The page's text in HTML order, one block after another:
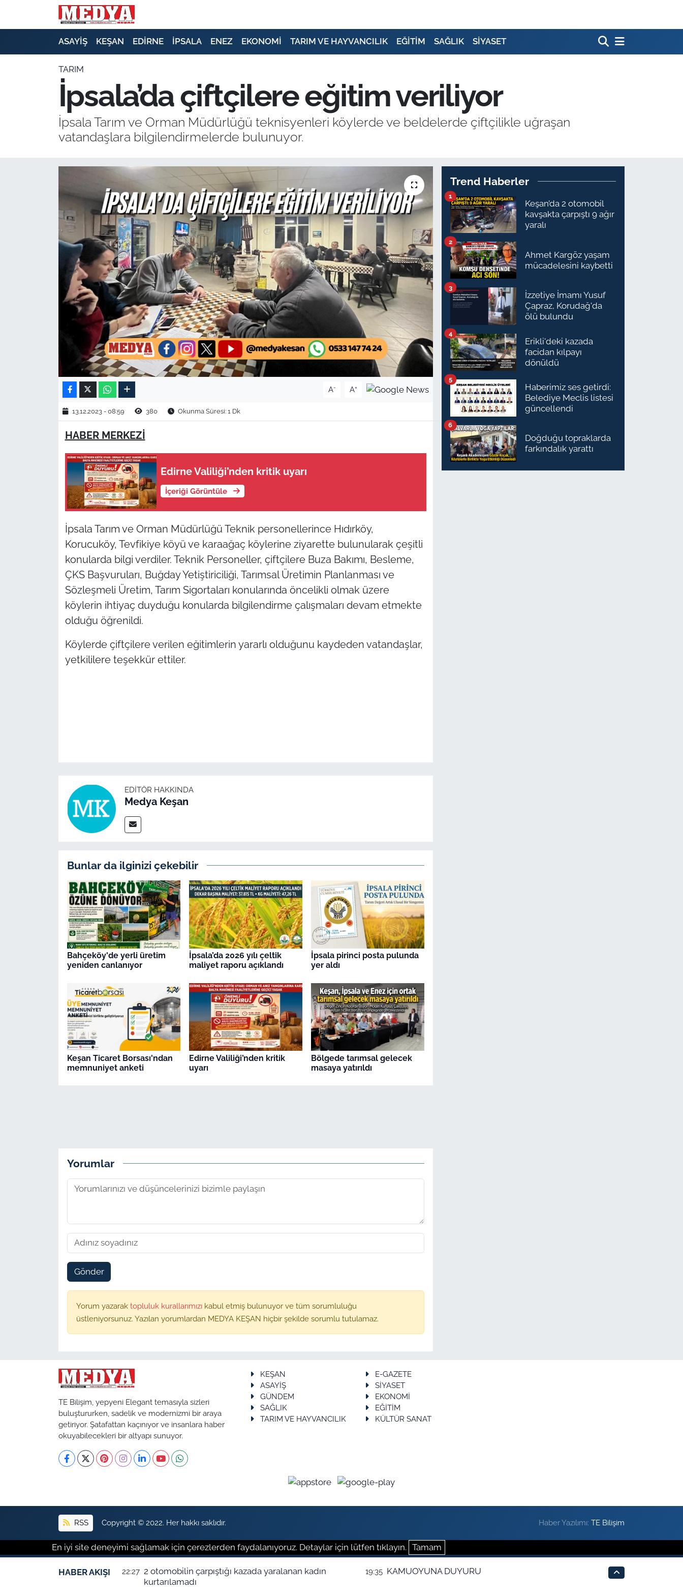
ASAYİŞ KEŞAN EDİRNE İPSALA ENEZ EKONOMİ TARIM VE HAYVANCILIK EĞİTİM SAĞLIK SİYASET
TARIM
İpsala’da çiftçilere eğitim veriliyor
İpsala Tarım ve Orman Müdürlüğü teknisyenleri köylerde ve beldelerde çiftçilikle uğraşan
vatandaşlara bilgilendirmelerde bulunuyor.
A- A+
13.12.2023 - 08:59 380 Okunma Süresi: 1 Dk
HABER MERKEZİ
Edirne Valiliği’nden kritik uyarı
İçeriği Görüntüle
İpsala Tarım ve Orman Müdürlüğü Teknik personellerince Hıdırköy,
Korucuköy, Tevfikiye köyü ve karaağaç köylerine ziyarette bulunularak çeşitli
konularda bilgi verdiler. Teknik Personeller, çiftçilere Buza Bakımı, Besleme,
ÇKS Başvuruları, Buğday Yetiştiriciliği, Tarımsal Üretimin Planlanması ve
Sözleşmeli Üretim, Tarım Sigortaları konularında öncelikli olmak üzere
köylerin ihtiyaç duyduğu konularda bilgilendirme çalışmaları devam etmekte
olduğu öğrenildi.
Köylerde çiftçilere verilen eğitimlerin yararlı olduğunu kaydeden vatandaşlar,
yetkililere teşekkür ettiler.
EDITÖR HAKKINDA
Medya Keşan
Bunlar da ilginizi çekebilir
Bahçeköy'de yerli üretim
yeniden canlanıyor
İpsala’da 2026 yılı çeltik
maliyet raporu açıklandı
İpsala pirinci posta pulunda
yer aldı
Keşan Ticaret Borsası'ndan
memnuniyet anketi
Edirne Valiliği’nden kritik
uyarı
Bölgede tarımsal gelecek
masaya yatırıldı
Yorumlar
Gönder
Yorum yazarak topluluk kurallarımızı kabul etmiş bulunuyor ve tüm sorumluluğu
üstleniyorsunuz. Yazılan yorumlardan MEDYA KEŞAN hiçbir şekilde sorumlu tutulamaz.
Trend Haberler
Keşan’da 2 otomobil
kavşakta çarpıştı 9 ağır
yaralı
1
Ahmet Kargöz yaşam
mücadelesini kaybetti
2
İzzetiye İmamı Yusuf
Çapraz, Korudağ'da
ölü bulundu
3
Erikli'deki kazada
facidan kılpayı
dönüldü
4
Haberimiz ses getirdi:
Belediye Meclis listesi
güncellendi
5
Doğduğu topraklarda
farkındalık yarattı
6
TE Bilişim, yepyeni Elegant temasıyla sizleri
buluştururken, sadelik ve modernizmi bir araya
getiriyor. Şatafattan kaçınıyor ve insanlara haber
okuyabilecekleri bir altyapı sunuyor.
KEŞAN
E-GAZETE
ASAYİŞ
SİYASET
GÜNDEM
EKONOMİ
SAĞLIK
EĞİTİM
TARIM VE HAYVANCILIK
KÜLTÜR SANAT
RSS Copyright © 2022. Her hakkı saklıdır. Haber Yazılımı:TE Bilişim
En iyi site deneyimi sağlamak için çerezlerden faydalanıyoruz. Detaylar için lütfen tıklayın. Tamam
HABER AKIŞI 22:27 2 otomobilin çarpıştığı kazada yaralanan kadın
kurtarılamadı
19:35 KAMUOYUNA DUYURU
E-GAZETE
SİYASET
GÜNDEM
EKONOMİ
EĞİTİM
TARIM VE HAYVANCILIK
KÜLTÜR SANAT
RESMİ İLAN
EDİRNE
ÇANAKKALE
Flaş Haber